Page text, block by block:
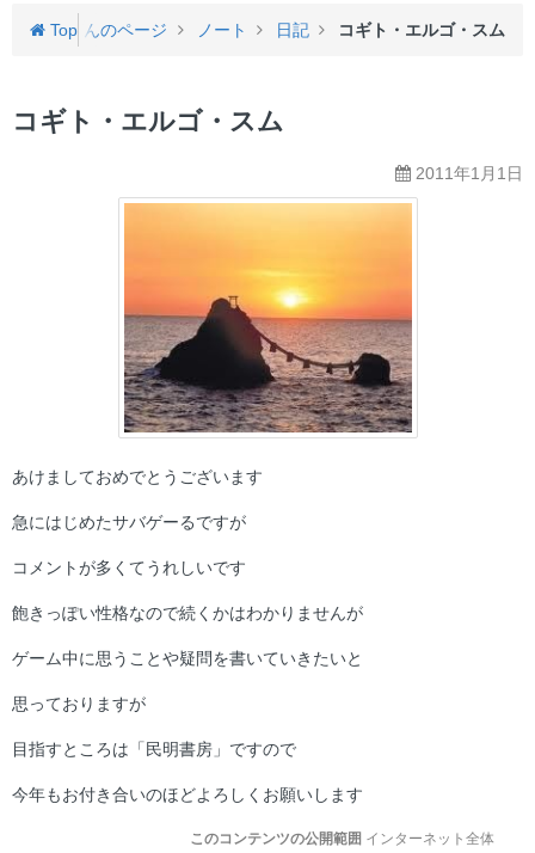
メ
Top
Y Z Rさんのページ ノート 日記 コギト・エルゴ・スム
コギト・エルゴ・スム
2011年1月1日
あけましておめでとうございます
急にはじめたサバゲーるですが
コメントが多くてうれしいです
飽きっぽい性格なので続くかはわかりませんが
ゲーム中に思うことや疑問を書いていきたいと
思っておりますが
目指すところは「民明書房」ですので
今年もお付き合いのほどよろしくお願いします
このコンテンツの公開範囲 インターネット全体